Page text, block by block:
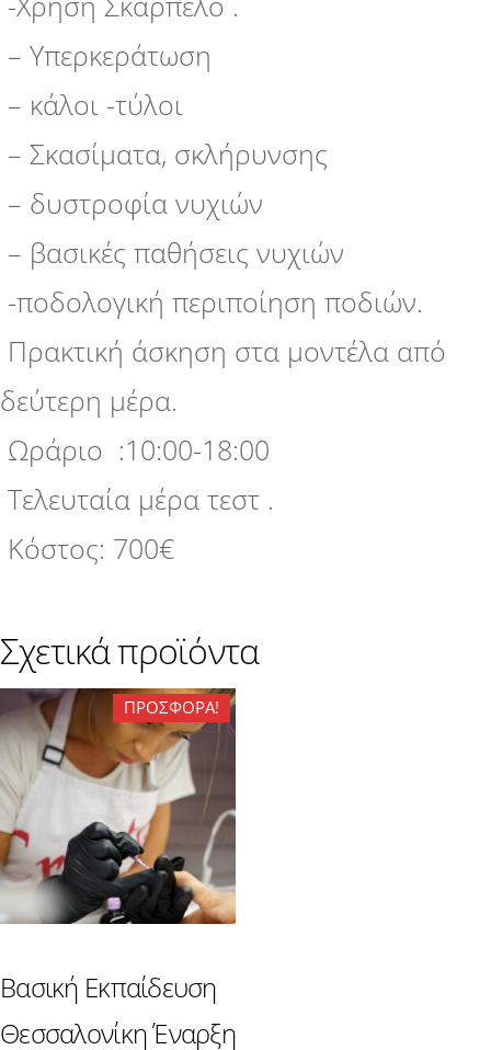
– Υπερκεράτωση
– κάλοι -τύλοι
– Σκασίματα, σκλήρυνσης
– δυστροφία νυχιών
– βασικές παθήσεις νυχιών
-ποδολογική περιποίηση ποδιών.
Πρακτική άσκηση στα μοντέλα από
δεύτερη μέρα.
Ωράριο :10:00-18:00
Τελευταία μέρα τεστ .
Κόστος: 700€
Σχετικά προϊόντα
ΠΡΟΣΦΟΡΑ!
Βασική Εκπαίδευση
Θεσσαλονίκη Έναρξη